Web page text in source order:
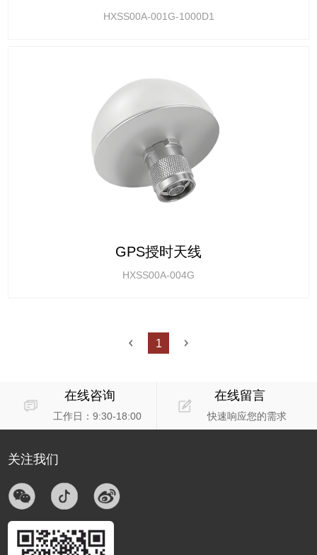
HXSS00A-001G-1000D1
GPS授时天线
HXSS00A-004G
1
在线咨询
工作日：9:30-18:00
在线留言
快速响应您的需求
关注我们